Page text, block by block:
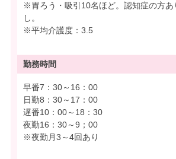
※胃ろう・吸引10名ほど。認知症の方あ
し。
※平均介護度：3.5
勤務時間
早番7：30～16：00
日勤8：30～17：00
遅番10：00～18：30
夜勤16：30～9；00
※夜勤月3～4回あり